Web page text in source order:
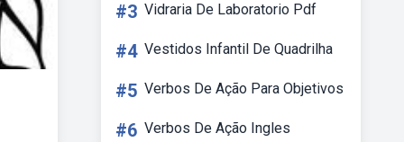
#3 Vidraria De Laboratorio Pdf
#4 Vestidos Infantil De Quadrilha
#5 Verbos De Ação Para Objetivos
#6 Verbos De Ação Ingles